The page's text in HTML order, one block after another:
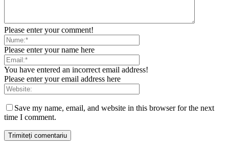
Please enter your comment!
Please enter your name here
You have entered an incorrect email address!
Please enter your email address here
Save my name, email, and website in this browser for the next
time I comment.